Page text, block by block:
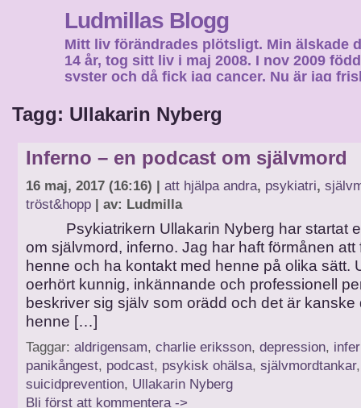
Ludmillas Blogg
Mitt liv förändrades plötsligt. Min älskade
14 år, tog sitt liv i maj 2008. I nov 2009
syster och då fick jag cancer. Nu är jag
Tagg: Ullakarin Nyberg
Inferno – en podcast om självmord
16 maj, 2017 (16:16) | att hjälpa andra, psykiatri,
tröst&hopp | av: Ludmilla
Psykiatrikern Ullakarin Nyberg har startat
om självmord, inferno. Jag har haft förmånen att
henne och ha kontakt med henne på olika sätt.
oerhört kunnig, inkännande och professionell
beskriver sig själv som orädd och det är kanske
henne […]
Taggar: aldrigensam, charlie eriksson, depression,
panikångest, podcast, psykisk ohälsa, självmordtankar,
suicidprevention, Ullakarin Nyberg
Bli först att kommentera ->